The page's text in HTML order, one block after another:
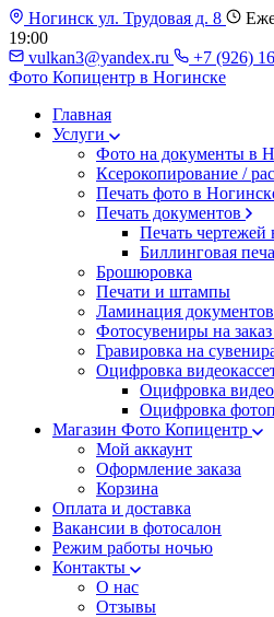
Ногинск ул. Трудовая д. 8
19:00
vulkan3@yandex.ru
+7 (926)
Фото Копицентр в Ногинске
Главная
Услуги
Фото на документы в
Ксерокопирование /
Печать фото в
Печать документов
Печать чертежей
Биллинговая
Брошюровка
Печати и штампы
Ламинация
Фотосувениры на
Гравировка на
Оцифровка
Оцифровка
Оцифровка
Магазин Фото Копицентр
Мой аккаунт
Оформление заказа
Корзина
Оплата и доставка
Вакансии в фотосалон
Режим работы ночью
Контакты
О нас
Отзывы